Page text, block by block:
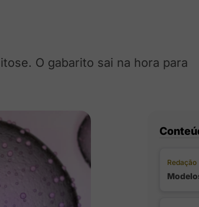
O gabarito sai na hora para
Redação